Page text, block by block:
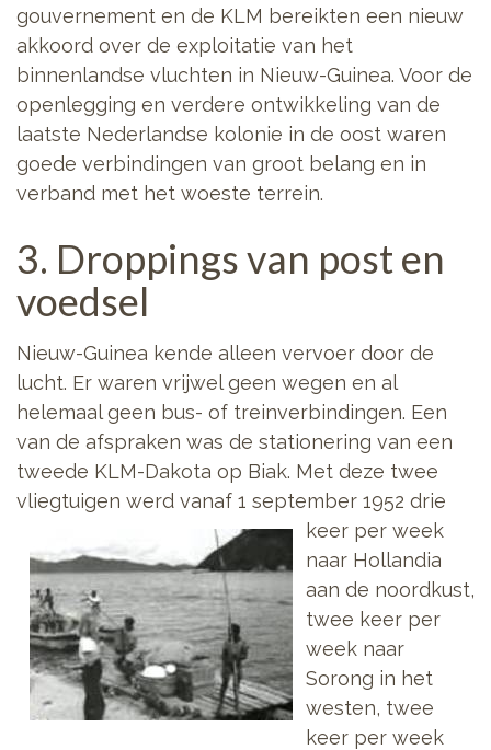
gouvernement en de KLM bereikten een nieuw
akkoord over de exploitatie van het
binnenlandse vluchten in Nieuw-Guinea. Voor de
openlegging en verdere ontwikkeling van de
laatste Nederlandse kolonie in de oost waren
goede verbindingen van groot belang en in
verband met het woeste terrein.
3. Droppings van post en
voedsel
Nieuw-Guinea kende alleen vervoer door de
lucht. Er waren vrijwel geen wegen en al
helemaal geen bus- of treinverbindingen. Een
van de afspraken was de stationering van een
tweede KLM-Dakota op Biak. Met deze twee
vliegtuigen werd vanaf 1 september 1952 drie
keer per week
naar Hollandia
aan de noordkust,
twee keer per
week naar
Sorong in het
westen, twee
keer per week